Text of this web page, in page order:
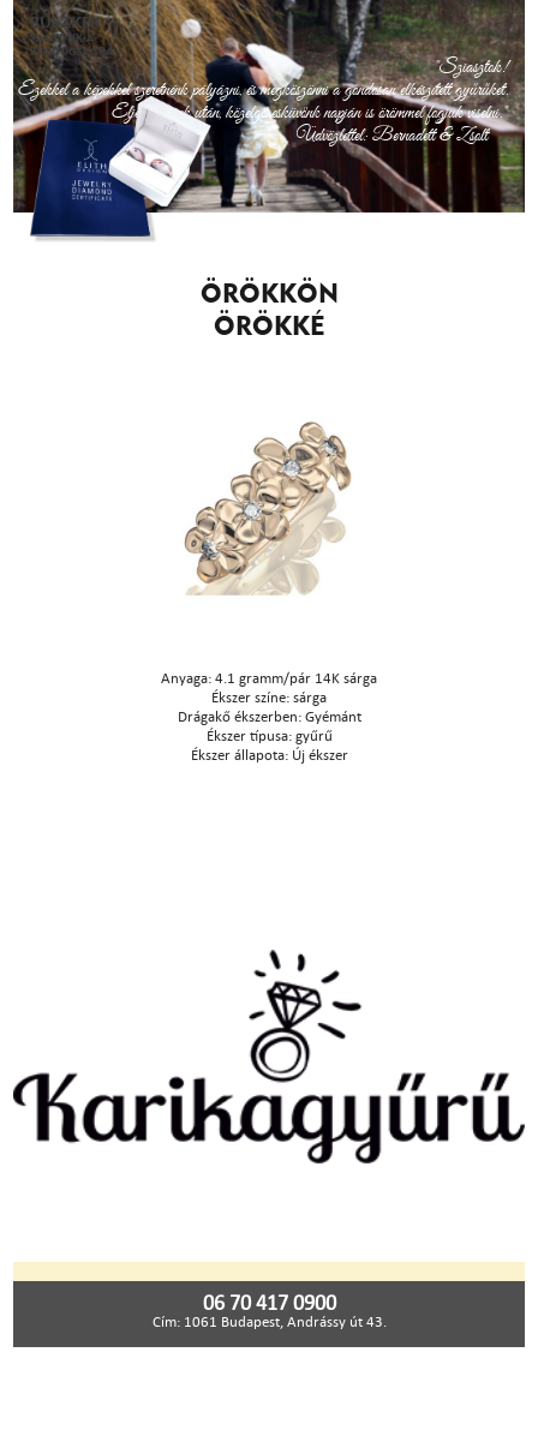
BÜSZKÉK
VAGYUNK A
BOLDOGSÁGRA.
"Sziasztok!
Ezekkel a képekkel szeretnénk pályázni, és megköszönni a gondosan elkészített gyűrűket.
Eljegyzésünk után, közelgő esküvőnk napján is örömmel fogjuk viselni."
Üdvözlettel: Bernadett & Zsolt
ÖRÖKKÖN
ÖRÖKKÉ
Anyaga: 4.1 gramm/pár 14K sárga
Ékszer színe: sárga
Drágakő ékszerben: Gyémánt
Ékszer típusa: gyűrű
Ékszer állapota: Új ékszer
06 70 417 0900
Cím: 1061 Budapest, Andrássy út 43.